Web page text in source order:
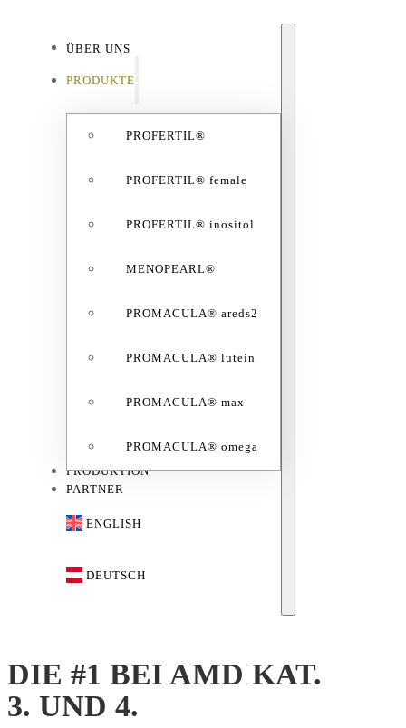
ÜBER UNS
PRODUKTE
PROFERTIL®
PROFERTIL® female
PROFERTIL® inositol
MENOPEARL®
PROMACULA® areds2
PROMACULA® lutein
PROMACULA® max
PROMACULA® omega
PRODUKTION
PARTNER
ENGLISH
DEUTSCH
DIE #1 BEI AMD KAT.
3. UND 4.